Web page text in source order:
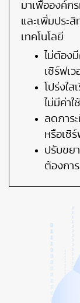
มาเพื่อองค์ก
และเพิ่มประ
เทคโนโลยี
ไม่ต้อง
เซิร์ฟเ
โปร่งใ
ไม่มีค่า
ลดภาร
หรือเซิร์
ปรับขย
ต้องกา